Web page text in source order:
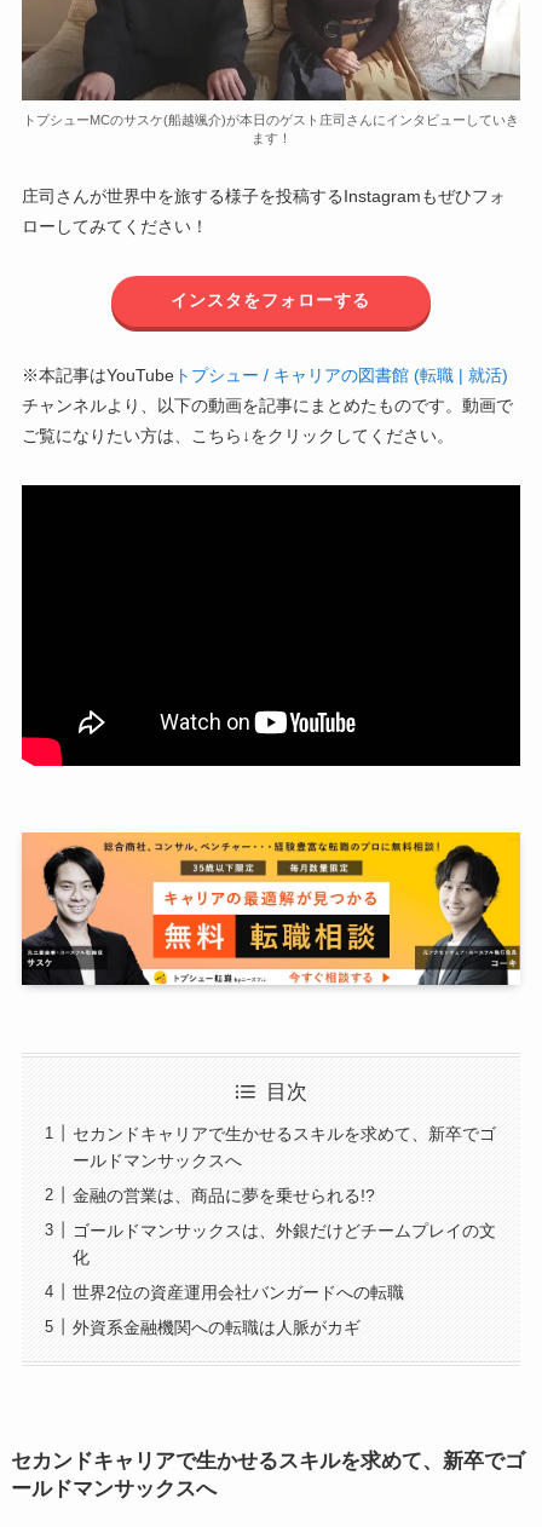
トプシューMCのサスケ(船越颯介)が本日のゲスト庄司さんにインタビューしていき
ます！
庄司さんが世界中を旅する様子を投稿するInstagramもぜひフォ
ローしてみてください！
インスタをフォローする
※本記事はYouTubeトプシュー / キャリアの図書館 (転職 | 就活)
チャンネルより、以下の動画を記事にまとめたものです。動画で
ご覧になりたい方は、こちら↓をクリックしてください。
目次
セカンドキャリアで生かせるスキルを求めて、新卒でゴ
ールドマンサックスへ
金融の営業は、商品に夢を乗せられる!?
ゴールドマンサックスは、外銀だけどチームプレイの文
化
世界2位の資産運用会社バンガードへの転職
外資系金融機関への転職は人脈がカギ
セカンドキャリアで生かせるスキルを求めて、新卒でゴ
ールドマンサックスへ